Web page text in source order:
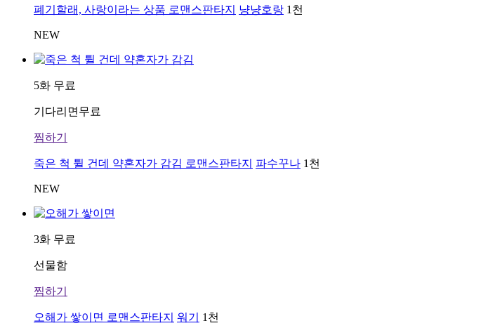
폐기할래, 사랑이라는 상품 로맨스판타지 냥냥호랑 1천
NEW
5화 무료
기다리면무료
찜하기
죽은 척 튈 건데 약혼자가 감김 로맨스판타지 파수꾸나 1천
NEW
3화 무료
선물함
찜하기
오해가 쌓이면 로맨스판타지 워기 1천